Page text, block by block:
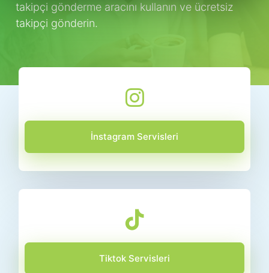
takipçi gönderme aracını kullanın ve ücretsiz
takipçi gönderin.
İnstagram Servisleri
Tiktok Servisleri